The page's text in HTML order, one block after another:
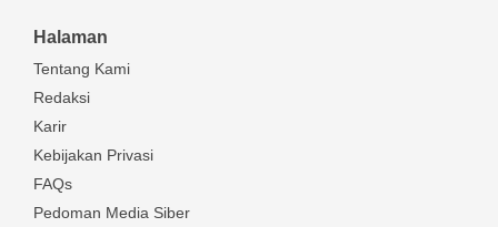
Halaman
Tentang Kami
Redaksi
Karir
Kebijakan Privasi
FAQs
Pedoman Media Siber